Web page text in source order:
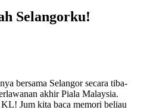
Selangorku!
bersama Selangor secara tiba-
akhir Piala Malaysia.
Jum kita baca memori beliau